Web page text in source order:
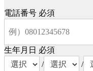
電話番号 必須
生年月日 必須
/
/